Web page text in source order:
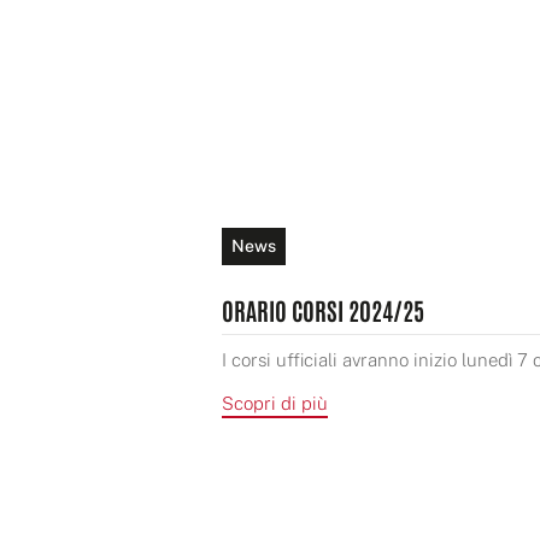
News
ORARIO CORSI 2024/25
I corsi ufficiali avranno inizio lunedì 7
Scopri di più